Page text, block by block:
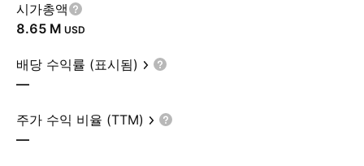
시가총액
‪8.65 M‬ USD
배당 수익률 (표시됨)
—
주가 수익 비율 (TTM)
—